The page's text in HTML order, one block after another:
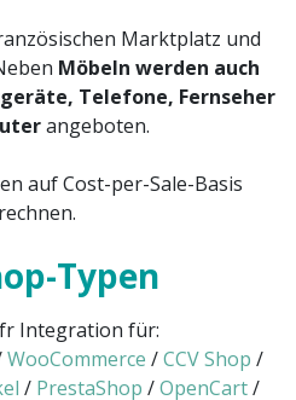
Marktplatz und
Möbeln werden auch
Telefone, Fernseher
angeboten.
auf Cost-per-Sale-Basis
Typen
Integration für:
WooCommerce /CCV Shop /
/ PrestaShop /OpenCart/